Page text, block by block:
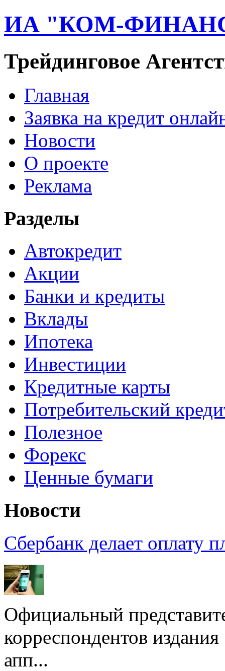
ИА "КОМ-
Трейдинговое
Главная
Заявка на кредит
Новости
О проекте
Реклама
Разделы
Автокредит
Акции
Банки и кредиты
Вклады
Ипотека
Инвестиции
Кредитные карты
Потребительский
Полезное
Форекс
Ценные бумаги
Новости
Сбербанк делает
Официальный
корреспондентов
апп...